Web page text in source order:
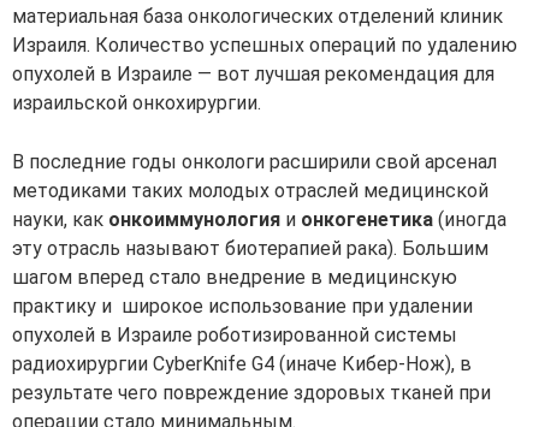
материальная база онкологических отделений клиник
Израиля. Количество успешных операций по удалению
опухолей в Израиле — вот лучшая рекомендация для
израильской онкохирургии.
В последние годы онкологи расширили свой арсенал
методиками таких молодых отраслей медицинской
науки, как онкоиммунология и онкогенетика (иногда
эту отрасль называют биотерапией рака). Большим
шагом вперед стало внедрение в медицинскую
практику и широкое использование при удалении
опухолей в Израиле роботизированной системы
радиохирургии CyberKnife G4 (иначе Кибер-Нож), в
результате чего повреждение здоровых тканей при
операции стало минимальным.